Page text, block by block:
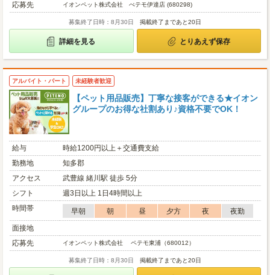
応募先
イオンペット株式会社 ぺテモ伊達店 (680298)
募集終了日時：8月30日 掲載終了まであと20日
詳細を見る とりあえず保存
アルバイト・パート 未経験者歓迎
【ペット用品販売】丁寧な接客ができる★イオン
グループのお得な社割あり♪資格不要でOK！
給与
時給1200円以上＋交通費支給
勤務地
知多郡
アクセス
武豊線 緒川駅 徒歩 5分
シフト
週3日以上 1日4時間以上
時間帯
早朝 朝 昼 夕方 夜
夜勤
面接地
応募先
イオンペット株式会社 ペテモ東浦（680012）
募集終了日時：8月30日 掲載終了まであと20日